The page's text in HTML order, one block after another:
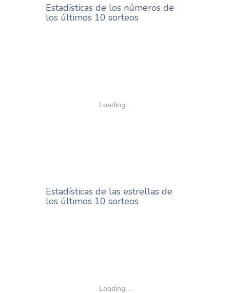
Estadísticas de los números de
los últimos 10 sorteos
Loading...
Estadísticas de las estrellas de
los últimos 10 sorteos
Loading...